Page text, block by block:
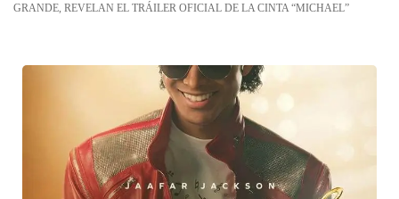
GRANDE, REVELAN EL TRÁILER OFICIAL DE LA CINTA “MICHAEL”